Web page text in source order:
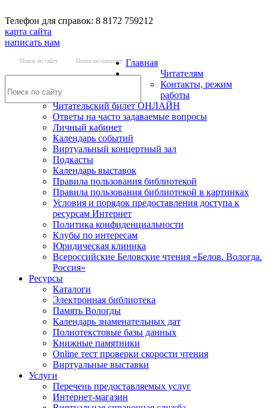
Телефон для справок: 8 8172 759212
карта сайта
написать нам
Поиск по сайту Поиск по каталогу Главная
Читателям
Контакты, режим
работы
Читательский билет ОНЛАЙН
Ответы на часто задаваемые вопросы
Личный кабинет
Календарь событий
Виртуальный концертный зал
Подкасты
Календарь выставок
Правила пользования библиотекой
Правила пользования библиотекой в картинках
Условия и порядок предоставления доступа к
ресурсам Интернет
Политика конфиденциальности
Клубы по интересам
Юридическая клиника
Всероссийские Беловские чтения «Белов. Вологда.
Россия»
Ресурсы
Каталоги
Электронная библиотека
Память Вологды
Календарь знаменательных дат
Полнотекстовые базы данных
Книжные памятники
Online тест проверки скорости чтения
Виртуальные выставки
Услуги
Перечень предоставляемых услуг
Интернет-магазин